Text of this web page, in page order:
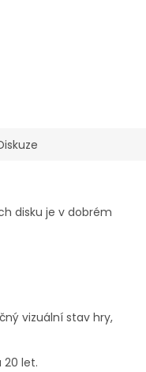
disku je v dobrém
vizuální stav hry,
20 let.